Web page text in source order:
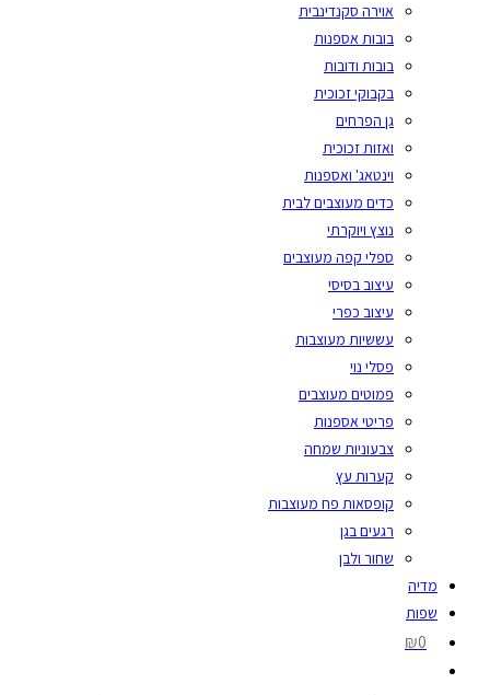
אוירה סקנדינבית
בובות אספנות
בובות ודובות
בקבוקי זכוכית
גן הפרחים
ואזות זכוכית
וינטאג' ואספנות
כדים מעוצבים לבית
נוצץ ויוקרתי
ספלי קפה מעוצבים
עיצוב בסיסי
עיצוב כפרי
עששיות מעוצבות
פסלי נוי
פמוטים מעוצבים
פריטי אספנות
צבעוניות שמחה
קערות עץ
קופסאות פח מעוצבות
רגעים בגן
שחור ולבן
מדיה
שפות
₪0